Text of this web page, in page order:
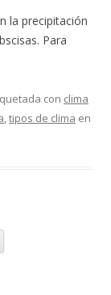
la precipitación
Para
con clima
,tipos de clima en